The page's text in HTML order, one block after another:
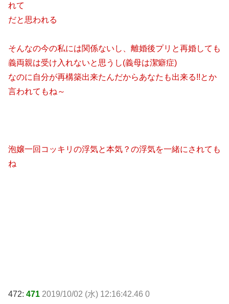
れて
だと思われる
そんなの今の私には関係ないし、離婚後プリと再婚しても
義両親は受け入れないと思うし(義母は潔癖症)
なのに自分が再構築出来たんだからあなたも出来る!!とか
言われてもね～
泡嬢一回コッキリの浮気と本気？の浮気を一緒にされても
ね
472: 471 2019/10/02 (水) 12:16:42.46 0